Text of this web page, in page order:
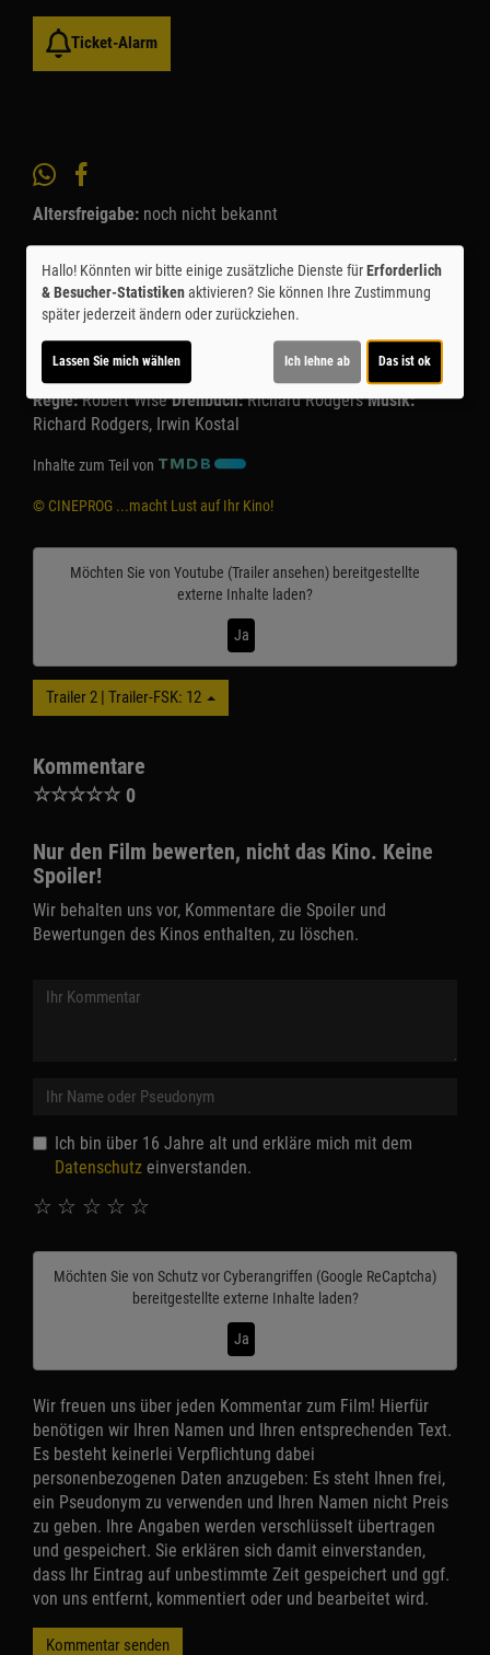
Ticket-Alarm
Altersfreigabe: noch nicht bekannt
Originaltitel:The Sound of Music
Julie Andrews, Christopher Plummer, Richard
Haydn, Eleanor Parker, Peggy Wood
Regie: Robert Wise Drehbuch: Richard Rodgers Musik:
Richard Rodgers, Irwin Kostal
Inhalte zum Teil von
© CINEPROG ...macht Lust auf Ihr Kino!
Möchten Sie von Youtube (Trailer ansehen) bereitgestellte
externe Inhalte laden?
Ja
Trailer 2 | Trailer-FSK: 12
Kommentare
☆☆☆☆☆ 0
Nur den Film bewerten, nicht das Kino. Keine
Spoiler!
Wir behalten uns vor, Kommentare die Spoiler und
Bewertungen des Kinos enthalten, zu löschen.
Ich bin über 16 Jahre alt und erkläre mich mit dem
Datenschutz einverstanden.
☆
☆
☆
☆
☆
Möchten Sie von Schutz vor Cyberangriffen (Google ReCaptcha)
bereitgestellte externe Inhalte laden?
Ja
Wir freuen uns über jeden Kommentar zum Film! Hierfür
benötigen wir Ihren Namen und Ihren entsprechenden Text.
Es besteht keinerlei Verpflichtung dabei
personenbezogenen Daten anzugeben: Es steht Ihnen frei,
ein Pseudonym zu verwenden und Ihren Namen nicht Preis
zu geben. Ihre Angaben werden verschlüsselt übertragen
und gespeichert. Sie erklären sich damit einverstanden,
dass Ihr Eintrag auf unbestimmte Zeit gespeichert und ggf.
von uns entfernt, kommentiert oder und bearbeitet wird.
Kommentar senden
Hallo! Könnten wir bitte einige zusätzliche Dienste fürErforderlich
& Besucher-Statistikenaktivieren? Sie können Ihre Zustimmung
später jederzeit ändern oder zurückziehen.
Lassen Sie mich wählen Ich lehne ab Das ist ok